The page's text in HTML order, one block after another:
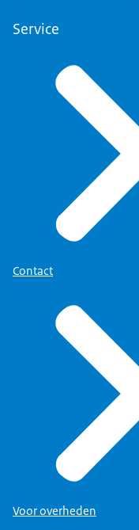
Service
Contact
Voor overheden